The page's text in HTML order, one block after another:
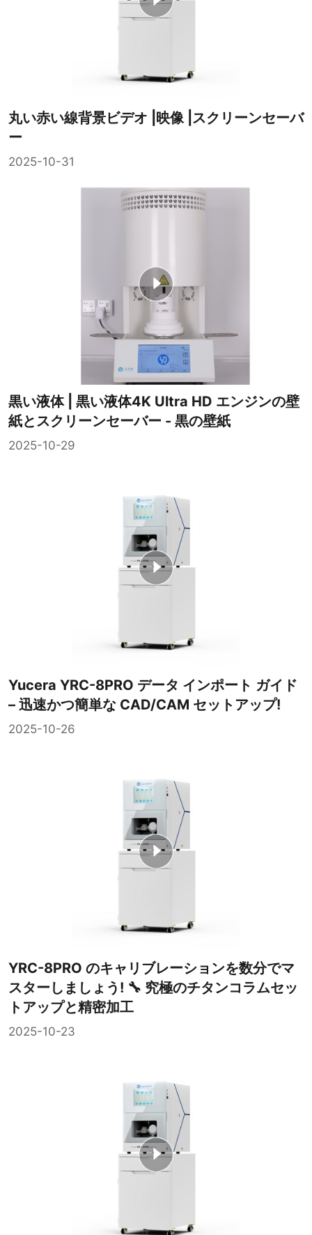
丸い赤い線背景ビデオ |映像 |スクリーンセーバ
ー
2025-10-31
黒い液体 | 黒い液体4K Ultra HD エンジンの壁
紙とスクリーンセーバー - 黒の壁紙
2025-10-29
Yucera YRC-8PRO データ インポート ガイド
– 迅速かつ簡単な CAD/CAM セットアップ!
2025-10-26
YRC-8PRO のキャリブレーションを数分でマ
スターしましょう! 🔧 究極のチタンコラムセッ
トアップと精密加工
2025-10-23